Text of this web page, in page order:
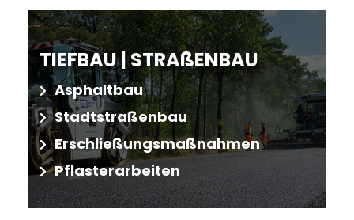
TIEFBAU | STRAßENBAU
Asphaltbau
Stadtstraßenbau
Erschließungsmaßnahmen
Pflasterarbeiten